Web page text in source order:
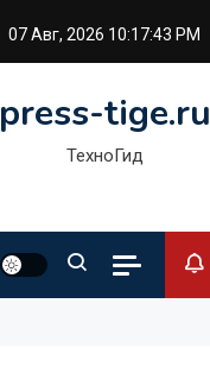
07 Авг, 2026 10:17:44 PM
press-tige.ru
ТехноГид